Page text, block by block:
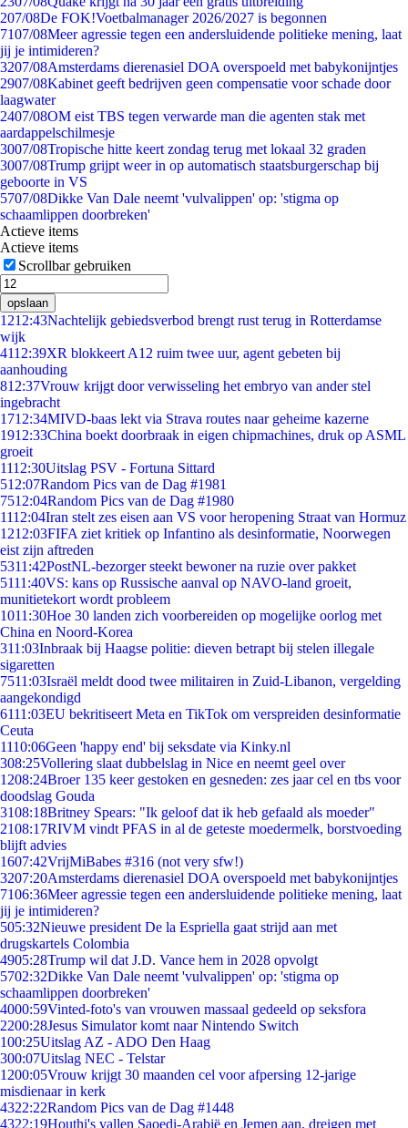
207/08De FOK!Voetbalmanager 2026/2027 is begonnen
7107/08Meer agressie tegen een andersluidende politieke mening, laat
jij je intimideren?
3207/08Amsterdams dierenasiel DOA overspoeld met babykonijntjes
2907/08Kabinet geeft bedrijven geen compensatie voor schade door
laagwater
2407/08OM eist TBS tegen verwarde man die agenten stak met
aardappelschilmesje
3007/08Tropische hitte keert zondag terug met lokaal 32 graden
3007/08Trump grijpt weer in op automatisch staatsburgerschap bij
geboorte in VS
5707/08Dikke Van Dale neemt 'vulvalippen' op: 'stigma op
schaamlippen doorbreken'
Actieve items
Actieve items
Scrollbar gebruiken
opslaan
1212:43Nachtelijk gebiedsverbod brengt rust terug in Rotterdamse
wijk
4112:39XR blokkeert A12 ruim twee uur, agent gebeten bij
aanhouding
812:37Vrouw krijgt door verwisseling het embryo van ander stel
ingebracht
1712:34MIVD-baas lekt via Strava routes naar geheime kazerne
1912:33China boekt doorbraak in eigen chipmachines, druk op ASML
groeit
1112:30Uitslag PSV - Fortuna Sittard
512:07Random Pics van de Dag #1981
7512:04Random Pics van de Dag #1980
1112:04Iran stelt zes eisen aan VS voor heropening Straat van Hormuz
1212:03FIFA ziet kritiek op Infantino als desinformatie, Noorwegen
eist zijn aftreden
5311:42PostNL-bezorger steekt bewoner na ruzie over pakket
5111:40VS: kans op Russische aanval op NAVO-land groeit,
munitietekort wordt probleem
1011:30Hoe 30 landen zich voorbereiden op mogelijke oorlog met
China en Noord-Korea
311:03Inbraak bij Haagse politie: dieven betrapt bij stelen illegale
sigaretten
7511:03Israël meldt dood twee militairen in Zuid-Libanon, vergelding
aangekondigd
6111:03EU bekritiseert Meta en TikTok om verspreiden desinformatie
Ceuta
1110:06Geen 'happy end' bij seksdate via Kinky.nl
308:25Vollering slaat dubbelslag in Nice en neemt geel over
1208:24Broer 135 keer gestoken en gesneden: zes jaar cel en tbs voor
doodslag Gouda
3108:18Britney Spears: "Ik geloof dat ik heb gefaald als moeder"
2108:17RIVM vindt PFAS in al de geteste moedermelk, borstvoeding
blijft advies
1607:42VrijMiBabes #316 (not very sfw!)
3207:20Amsterdams dierenasiel DOA overspoeld met babykonijntjes
7106:36Meer agressie tegen een andersluidende politieke mening, laat
jij je intimideren?
505:32Nieuwe president De la Espriella gaat strijd aan met
drugskartels Colombia
4905:28Trump wil dat J.D. Vance hem in 2028 opvolgt
5702:32Dikke Van Dale neemt 'vulvalippen' op: 'stigma op
schaamlippen doorbreken'
4000:59Vinted-foto's van vrouwen massaal gedeeld op seksfora
2200:28Jesus Simulator komt naar Nintendo Switch
100:25Uitslag AZ - ADO Den Haag
300:07Uitslag NEC - Telstar
1200:05Vrouw krijgt 30 maanden cel voor afpersing 12-jarige
misdienaar in kerk
4322:22Random Pics van de Dag #1448
4322:19Houthi's vallen Saoedi-Arabië en Jemen aan, dreigen met